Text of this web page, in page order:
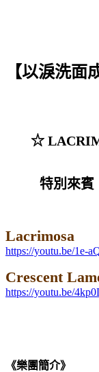
【以淚洗面
☆
特別來賓
Lacrimosa
https://youtu.be/1e-
Crescent
https://youtu.be/
《樂團簡介》